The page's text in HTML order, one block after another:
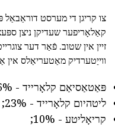
צו קריגן די מערסט
קאַלאָריפער שעדיקן ניצן
ווייַטערדיק מאַטעריאַלס
פּאַטאַסיאַם קלאָרייד - 56%;
ליטהיום קלאָרייד - 23%;
קריאָליטע - 10%;